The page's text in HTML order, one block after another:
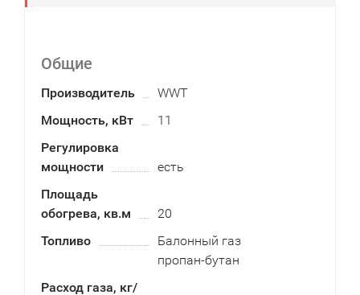
Общие
Производитель
WWT
Мощность, кВт
11
Регулировка
мощности
есть
Площадь
обогрева, кв.м
20
Топливо
Балонный газ
пропан-бутан
Расход газа, кг/